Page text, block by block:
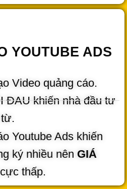
YOUTUBE ADS
Video quảng cáo.
ĐAU khiến nhà đầu tư
Youtube Ads khiến
ký nhiều nênGIÁ
cực thấp.